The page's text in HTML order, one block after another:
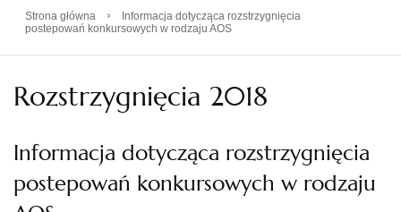
Strona główna ›
Informacja dotycząca rozstrzygnięcia
postepowań konkursowych w rodzaju AOS
Rozstrzygnięcia 2018
Informacja dotycząca rozstrzygnięcia
postepowań konkursowych w rodzaju